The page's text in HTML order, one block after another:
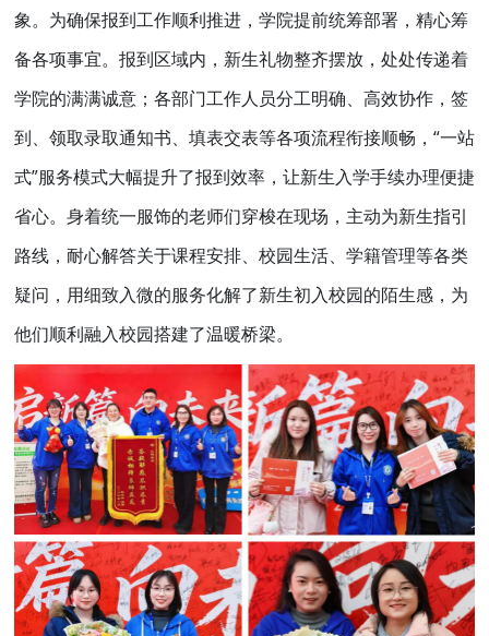
象。为确保报到工作顺利推进，学院提前统筹部署，精心筹
备各项事宜。报到区域内，新生礼物整齐摆放，处处传递着
学院的满满诚意；各部门工作人员分工明确、高效协作，签
到、领取录取通知书、填表交表等各项流程衔接顺畅，“一站
式”服务模式大幅提升了报到效率，让新生入学手续办理便捷
省心。身着统一服饰的老师们穿梭在现场，主动为新生指引
路线，耐心解答关于课程安排、校园生活、学籍管理等各类
疑问，用细致入微的服务化解了新生初入校园的陌生感，为
他们顺利融入校园搭建了温暖桥梁。